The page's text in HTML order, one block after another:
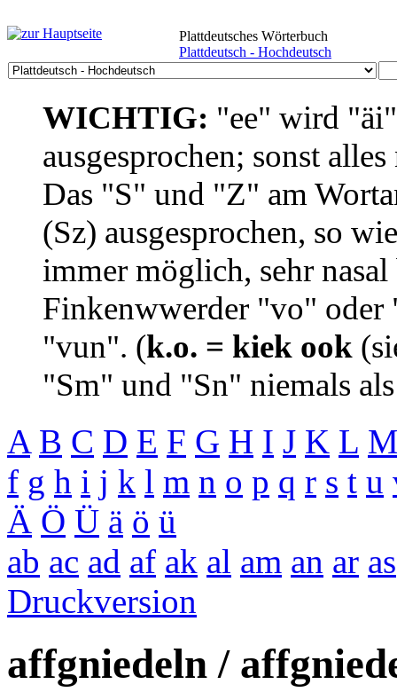
Plattdeutsches Wörterbuch
Plattdeutsch - Hochdeutsch
WICHTIG: "ee" wird
ausgesprochen; sonst
Das "S" und "Z" am
(Sz) ausgesprochen, so
immer möglich, sehr
Finkenwwerder "vo"
"vun". (k.o. = kiek ook
"Sm" und "Sn" niemals
A B C D E F G H I J K L
f g h i j k l m n o p q r s t u
Ä Ö Ü ä ö ü
ab ac ad af ak al am an ar as
Druckversion
affgniedeln /